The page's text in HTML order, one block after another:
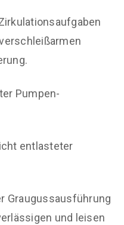
Pumpen-
entlasteter
Graugussausführung
und leisen